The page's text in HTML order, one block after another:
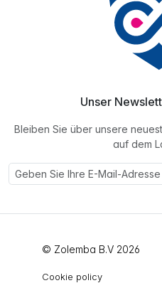
Unser
Bleiben Sie über unsere
auf dem
© Zolemba B.V 2026
Cookie policy